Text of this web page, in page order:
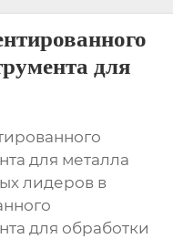
для
для металла
лидеров в
для обработки